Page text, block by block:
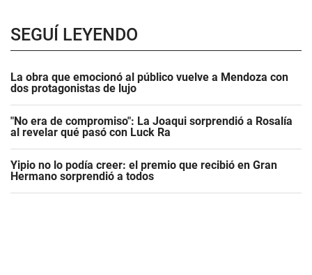
SEGUÍ LEYENDO
La obra que emocionó al público vuelve a Mendoza con
dos protagonistas de lujo
"No era de compromiso": La Joaqui sorprendió a Rosalía
al revelar qué pasó con Luck Ra
Yipio no lo podía creer: el premio que recibió en Gran
Hermano sorprendió a todos